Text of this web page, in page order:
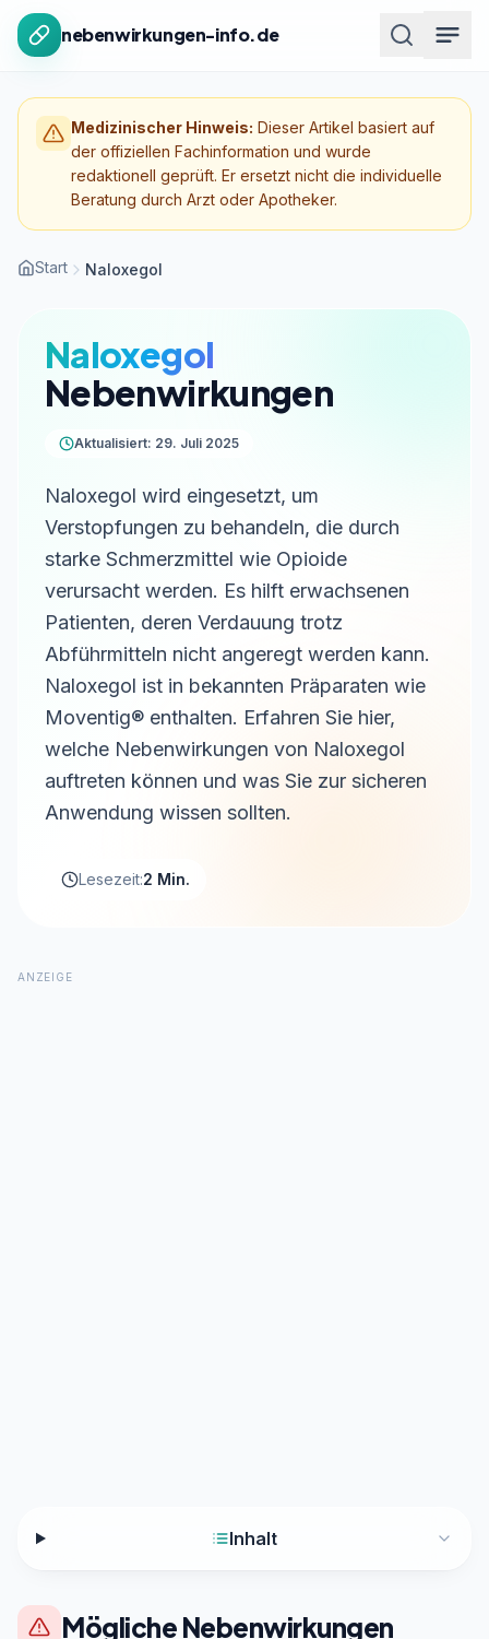
Zum Inhalt springen
nebenwirkungen-info.de
Medizinischer Hinweis: Dieser Artikel basiert auf
der offiziellen Fachinformation und wurde
redaktionell geprüft. Er ersetzt nicht die individuelle
Beratung durch Arzt oder Apotheker.
Start Naloxegol
Naloxegol
Nebenwirkungen
Aktualisiert: 29. Juli 2025
Naloxegol wird eingesetzt, um
Verstopfungen zu behandeln, die durch
starke Schmerzmittel wie Opioide
verursacht werden. Es hilft erwachsenen
Patienten, deren Verdauung trotz
Abführmitteln nicht angeregt werden kann.
Naloxegol ist in bekannten Präparaten wie
Moventig® enthalten. Erfahren Sie hier,
welche Nebenwirkungen von Naloxegol
auftreten können und was Sie zur sicheren
Anwendung wissen sollten.
Lesezeit:2 Min.
ANZEIGE
Inhalt
Mögliche Nebenwirkungen